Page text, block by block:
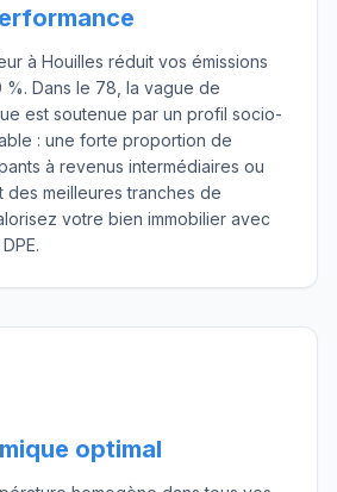
à Houilles réduit vos émissions
%. Dans le 78, la vague de
est soutenue par un profil socio-
: une forte proportion de
à revenus intermédiaires ou
meilleures tranches de
votre bien immobilier avec
optimal